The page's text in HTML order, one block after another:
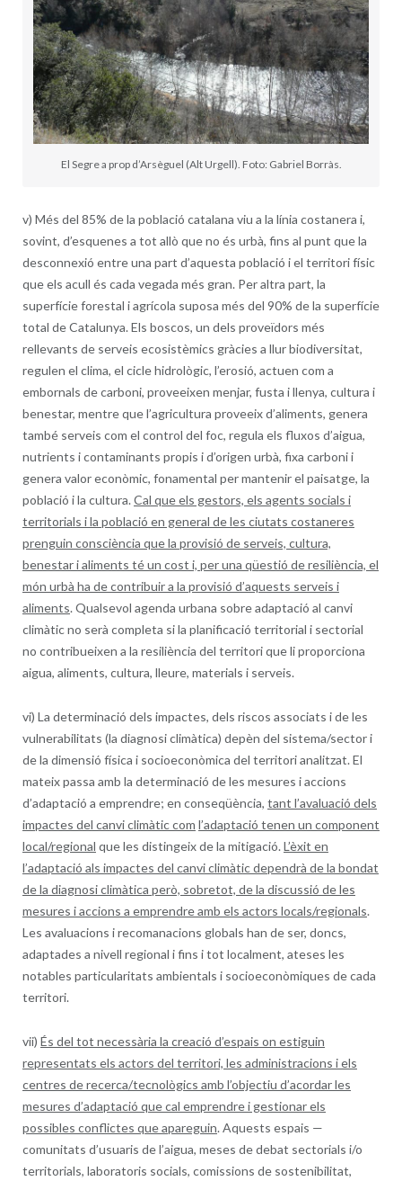
El Segre a prop d’Arsèguel (Alt Urgell). Foto: Gabriel Borràs.
v) Més del 85% de la població catalana viu a la línia costanera i,
sovint, d’esquenes a tot allò que no és urbà, fins al punt que la
desconnexió entre una part d’aquesta població i el territori físic
que els acull és cada vegada més gran. Per altra part, la
superfície forestal i agrícola suposa més del 90% de la superfície
total de Catalunya. Els boscos, un dels proveïdors més
rellevants de serveis ecosistèmics gràcies a llur biodiversitat,
regulen el clima, el cicle hidrològic, l’erosió, actuen com a
embornals de carboni, proveeixen menjar, fusta i llenya, cultura i
benestar, mentre que l’agricultura proveeix d’aliments, genera
també serveis com el control del foc, regula els fluxos d’aigua,
nutrients i contaminants propis i d’origen urbà, fixa carboni i
genera valor econòmic, fonamental per mantenir el paisatge, la
població i la cultura.Cal que els gestors, els agents socials i
territorials i la població en general de les ciutats costaneres
prenguin consciència que la provisió de serveis, cultura,
benestar i aliments té un cost i, per una qüestió de resiliència, el
món urbà ha de contribuir a la provisió d’aquests serveis i
aliments. Qualsevol agenda urbana sobre adaptació al canvi
climàtic no serà completa si la planificació territorial i sectorial
no contribueixen a la resiliència del territori que li proporciona
aigua, aliments, cultura, lleure, materials i serveis.
vi) La determinació dels impactes, dels riscos associats i de les
vulnerabilitats (la diagnosi climàtica) depèn del sistema/sector i
de la dimensió física i socioeconòmica del territori analitzat. El
mateix passa amb la determinació de les mesures i accions
d’adaptació a emprendre; en conseqüència, tant l’avaluació dels
impactes del canvi climàtic com l’adaptació tenen un component
local/regional que les distingeix de la mitigació.L’èxit en
l’adaptació als impactes del canvi climàtic dependrà de la bondat
de la diagnosi climàtica però, sobretot, de la discussió de les
mesures i accions a emprendre amb els actors locals/regionals.
Les avaluacions i recomanacions globals han de ser, doncs,
adaptades a nivell regional i fins i tot localment, ateses les
notables particularitats ambientals i socioeconòmiques de cada
territori.
vii) És del tot necessària la creació d’espais on estiguin
representats els actors del territori, les administracions i els
centres de recerca/tecnològics amb l’objectiu d’acordar les
mesures d’adaptació que cal emprendre i gestionar els
possibles conflictes que apareguin. Aquests espais —
comunitats d’usuaris de l’aigua, meses de debat sectorials i/o
territorials, laboratoris socials, comissions de sostenibilitat,